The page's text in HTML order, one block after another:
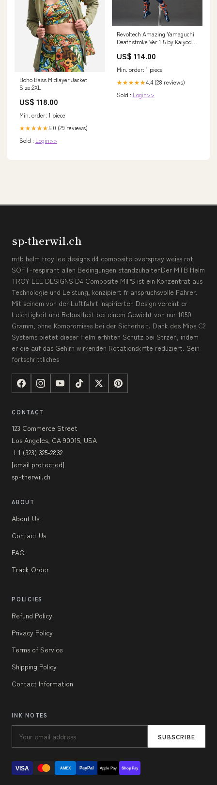
Boho Bass Midlayer Jacket
Size:2XL
US$ 118.00
Min. order: 1 piece
★★★★★5.0 (29 reviews)
Sold : Login>>
Revoltech Amazing Yamaguchi
Deathstroke Ver.1.5 by Kaiyodo
US$ 114.00
Min. order: 1 piece
★★★★★4.4 (28 reviews)
Sold : Login>>
sp-therwil.ch
mtb helm troy lee designs d4 composite overspray weiss rot
SOFT-respirant allen Bedingungen standzuhaltenDer MTB Helm
TROY LEE DESIGNS D4 Composite MIPS ist ein Konzentrat aus
Technologie und Leistung, konzipiert fr anspruchsvolle Fahrer.
Mit seinem von der Luftfahrt inspirierten Design vereint er
Leichtigkeit und Robustheit bei einem Gewicht von nur 1050
Gramm, ohne Kompromisse bei der Sicherheit. Dank des Mips C2
Systems bietet dieser Helm erhhten Schutz bei Strzen, indem
er die auf das Gehirn wirkenden Rotationskrfte reduziert. Sein
fortschrittliches
CONTACT
123 Commerce Street
Los Angeles, CA 90015, USA
+1 (323) 325-2832
[email protected]
sp-therwil.ch
ABOUT
About Us
Contact Us
FAQ
Track Order
POLICIES
Refund Policy
Privacy Policy
Terms of Service
Shipping Policy
Contact Information
INK NOTES
SUBSCRIBE
VISA AMEX PayPal Apple Pay Shop Pay